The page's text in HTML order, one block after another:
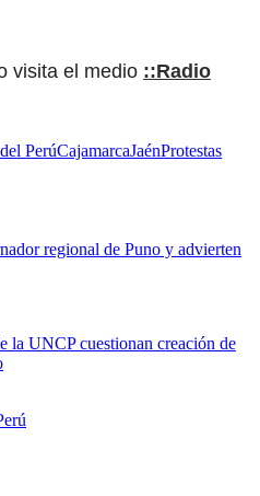
visita el medio ::Radio
PerúCajamarcaJaénProtestas
regional de Puno y advierten
la UNCP cuestionan creación de